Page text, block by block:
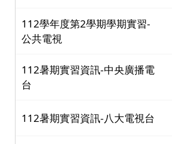
112學年度第2學期學期實習-
公共電視
112暑期實習資訊-中央廣播電
台
112暑期實習資訊-八大電視台